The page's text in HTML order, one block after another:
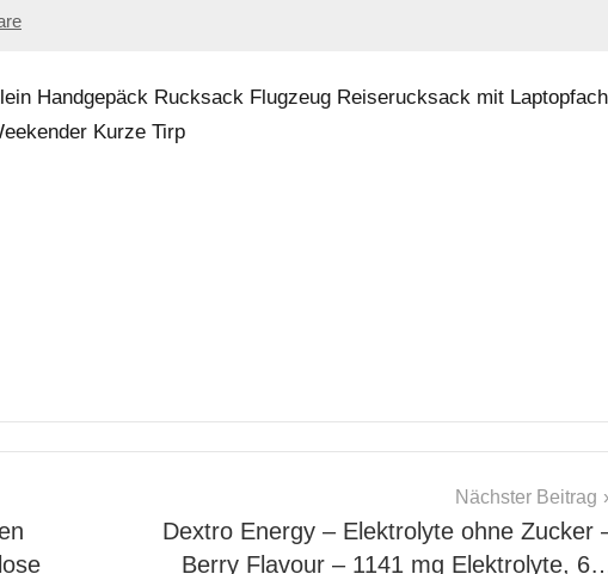
Handgepäck Rucksack Flugzeug Reiserucksack mit Laptopfach
Kurze Tirp
Nächster Beitrag
Dextro Energy – Elektrolyte ohne Zucker
Berry Flavour – 1141 mg Elektrolyte,